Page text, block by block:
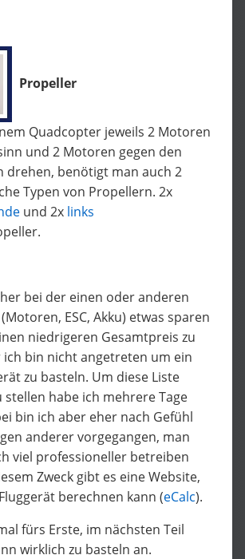
Propeller
Quadcopter jeweils 2 Motoren
und 2 Motoren gegen den
drehen, benötigt man auch 2
Typen von Propellern. 2x
und 2x links
bei der einen oder anderen
ESC, Akku) etwas sparen
niedrigeren Gesamtpreis zu
ich bin nicht angetreten um ein
zu basteln. Um diese Liste
stellen habe ich mehrere Tage
bin ich aber eher nach Gefühl
anderer vorgegangen, man
viel professioneller betreiben
Zweck gibt es eine Website,
berechnen kann (eCalc).
fürs Erste, im nächsten Teil
wirklich zu basteln an.